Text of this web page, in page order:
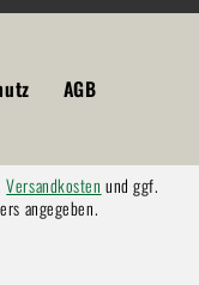
AGB
Versandkosten und ggf.
angegeben.